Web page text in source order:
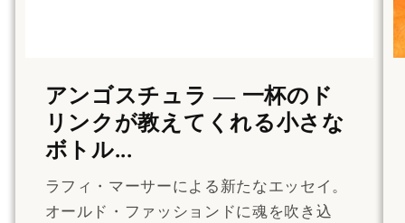
アンゴスチュラ ― 一杯のド
リンクが教えてくれる小さな
ボトル...
ラフィ・マーサーによる新たなエッセイ。
オールド・ファッションドに魂を吹き込